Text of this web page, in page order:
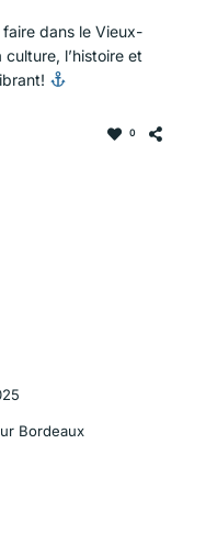
dans le Vieux-
l’histoire et
0
Bordeaux